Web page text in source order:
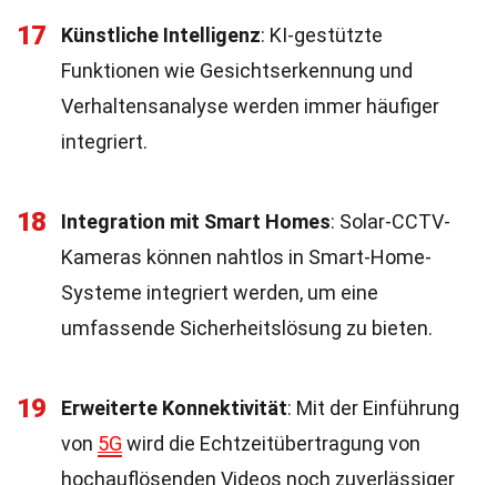
17 Künstliche Intelligenz: KI-gestützte
Funktionen wie Gesichtserkennung und
Verhaltensanalyse werden immer häufiger
integriert.
18 Integration mit Smart Homes: Solar-CCTV-
Kameras können nahtlos in Smart-Home-
Systeme integriert werden, um eine
umfassende Sicherheitslösung zu bieten.
19 Erweiterte Konnektivität: Mit der Einführung
von 5G wird die Echtzeitübertragung von
hochauflösenden Videos noch zuverlässiger